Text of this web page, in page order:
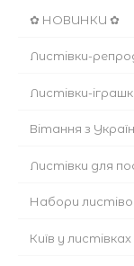
✿ НОВИНКИ ✿
Листівки-
Листівки-
Вітання з
Листівки для
Набори
Київ у листівках